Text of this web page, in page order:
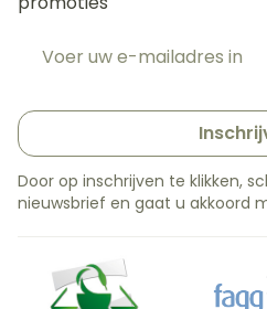
Door op inschrijven te klikken,
nieuwsbrief en gaat u akkoord